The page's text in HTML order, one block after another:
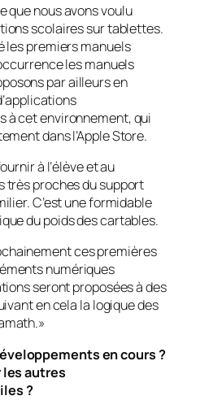
que nous avons voulu
scolaires sur tablettes.
les premiers manuels
les manuels
par ailleurs en
à cet environnement, qui
dans l’Apple Store.
à l’élève et au
très proches du support
C’est une formidable
du poids des cartables.
ces premières
numériques
seront proposées à des
en cela la logique des
»
en cours ?
autres
?